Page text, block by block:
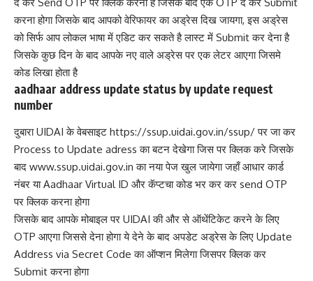
दे कर Send OTP पर क्लिक करना है जिसके बाद एक OTP दे कर Submit
करना होगा जिसके बाद आपको वेरिफायर का अड्रेस दिख जायगा, इस अड्रेस
को सिर्फ आप लोकल भाषा में एडिट कर सकते है लास्ट में Submit कर देना है
जिसके कुछ दिन के बाद आपके नए वाले अड्रेस पर एक लेटर आएगा जिसमे
कोड लिखा होता है
aadhaar address update status by update request
number
दुबारा UIDAI के वेबसाइट https://ssup.uidai.gov.in/ssup/ पर जा कर
Process to Update adress का बटन देखेगा जिस पर क्लिक करे जिसके
बाद www.ssup.uidai.gov.in का नया पेज खुल जायेगा जहाँ आधार कार्ड
नंबर या Aadhaar Virtual ID और कॅप्टचा कोड भर कर कर send OTP
पर क्लिक करना होगा
जिसके बाद आपके मोबाइल पर UIDAI की और से ऑथेंटिकेट करने के लिए
OTP आएगा जिससे देना होगा ये देने के बाद अपडेट अड्रेस के लिए Update
Address via Secret Code का ऑप्शन मिलेगा जिसपर क्लिक कर
Submit करना होगा